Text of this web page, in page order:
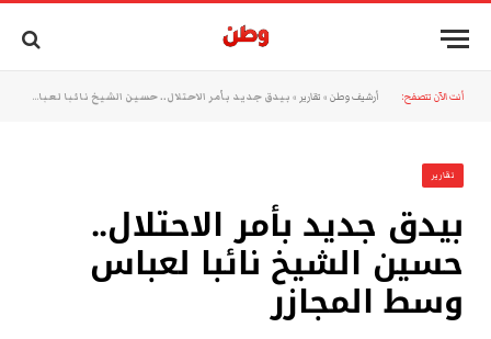
أنت الآن تتصفح: أرشيف وطن » تقارير » بيدق جديد بأمر الاحتلال.. حسين الشيخ نائبا لعباس وسط المجازر
تقارير
بيدق جديد بأمر الاحتلال..
حسين الشيخ نائبا لعباس
وسط المجازر